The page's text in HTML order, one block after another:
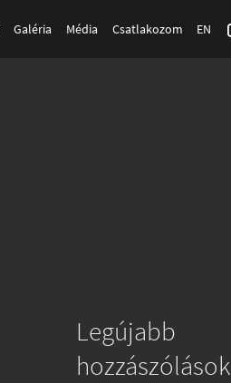
Galéria Média Csatlakozom EN
Legújabb
hozzászólások